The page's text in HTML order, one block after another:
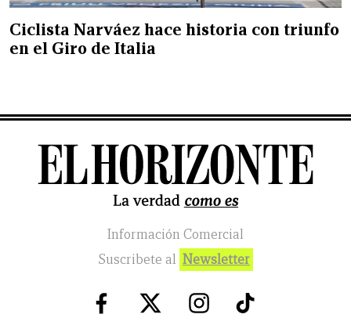
Ciclista Narváez hace historia con triunfo
en el Giro de Italia
Información Comercial
Suscribete al Newsletter